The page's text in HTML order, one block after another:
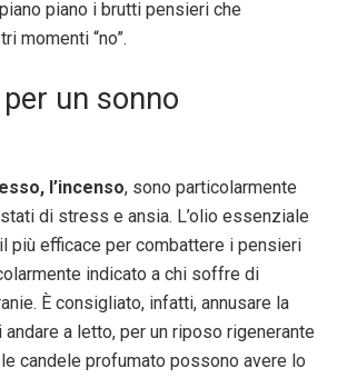
piano i brutti pensieri che
momenti “no”.
un sonno
l’incenso, sono particolarmente
di stress e ansia. L’olio essenziale
più efficace per combattere i pensieri
indicato a chi soffre di
È consigliato, infatti, annusare la
andare a letto, per un riposo rigenerante
candele profumato possono avere lo